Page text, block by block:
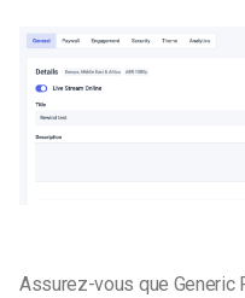
Assurez-vous que Generic